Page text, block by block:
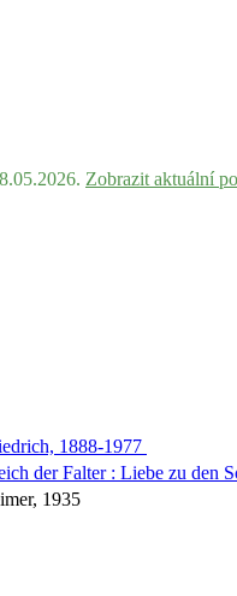
Zobrazit aktuální
1888-1977
der Falter : Liebe zu den
1935